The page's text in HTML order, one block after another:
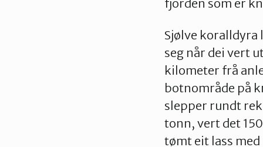
fjorden som er
Sjølve koralldyra
seg når dei vert
kilometer frå
botnområde på
slepper rundt
tonn, vert det
tømt eit lass